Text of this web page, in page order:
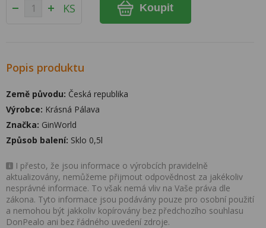
KS Koupit
Popis produktu
Země původu: Česká republika
Výrobce: Krásná Pálava
Značka: GinWorld
Způsob balení: Sklo 0,5l
I přesto, že jsou informace o výrobcích pravidelně
aktualizovány, nemůžeme přijmout odpovědnost za jakékoliv
nesprávné informace. To však nemá vliv na Vaše práva dle
zákona. Tyto informace jsou podávány pouze pro osobní použití
a nemohou být jakkoliv kopírovány bez předchozího souhlasu
DonPealo ani bez řádného uvedení zdroje.